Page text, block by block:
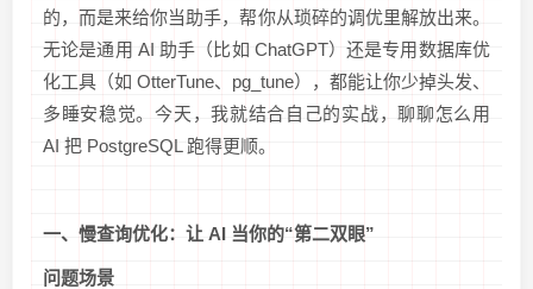
的，而是来给你当助手，帮你从琐碎的调优里解放出来。
无论是通用 AI 助手（比如 ChatGPT）还是专用数据库优
化工具（如 OtterTune、pg_tune），都能让你少掉头发、
多睡安稳觉。今天，我就结合自己的实战，聊聊怎么用
AI 把 PostgreSQL 跑得更顺。
一、慢查询优化：让 AI 当你的“第二双眼”
问题场景